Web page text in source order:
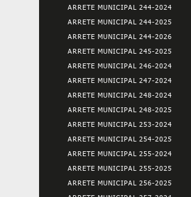
ARRETE MUNICIPAL 244-2024
ARRETE MUNICIPAL 244-2025
ARRETE MUNICIPAL 244-2026
ARRETE MUNICIPAL 245-2025
ARRETE MUNICIPAL 246-2024
ARRETE MUNICIPAL 247-2024
ARRETE MUNICIPAL 248-2024
ARRETE MUNICIPAL 248-2025
ARRETE MUNICIPAL 253-2024
ARRETE MUNICIPAL 254-2025
ARRETE MUNICIPAL 255-2024
ARRETE MUNICIPAL 255-2025
ARRETE MUNICIPAL 256-2025